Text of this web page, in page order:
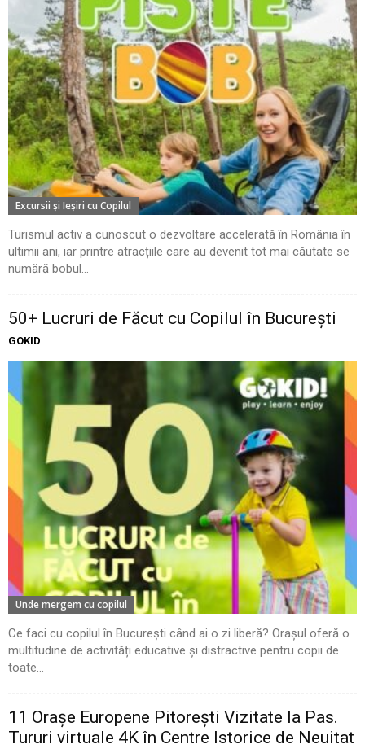
Excursii şi Ieşiri cu Copilul
Turismul activ a cunoscut o dezvoltare accelerată în România în
ultimii ani, iar printre atracțiile care au devenit tot mai căutate se
numără bobul...
50+ Lucruri de Făcut cu Copilul în București
GOKID
Unde mergem cu copilul
Ce faci cu copilul în București când ai o zi liberă? Orașul oferă o
multitudine de activități educative și distractive pentru copii de
toate...
11 Oraşe Europene Pitoreşti Vizitate la Pas.
Tururi virtuale 4K în Centre Istorice de Neuitat